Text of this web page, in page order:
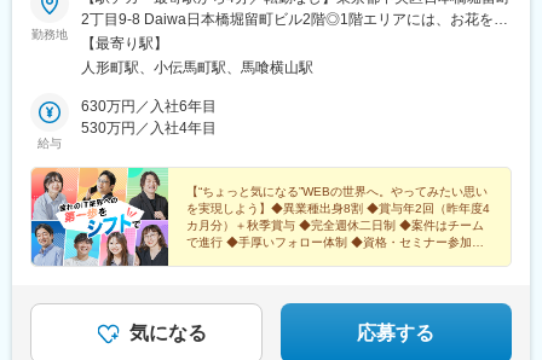
勤務地
2丁目9-8 Daiwa日本橋堀留町ビル2階◎1階エリアには、お花をモ
チーフにしたカラフルな会議室あり！快適&きれいなオフィスで
す！＜アクセス＞「人形町駅」A4出口より徒歩4分（日比谷線・
喰町駅」2番出口より徒歩8分（JR総武線）＜受動喫煙対策＞屋内
全面禁煙
【最寄り駅】
人形町駅、小伝馬町駅、馬喰横山駅
給与
630万円／入社6年目
530万円／入社4年目
【“ちょっと気になる”WEBの世界へ。やってみたい思い
を実現しよう】◆異業種出身8割 ◆賞与年2回（昨年度4
カ月分）＋秋季賞与 ◆完全週休二日制 ◆案件はチーム
で進行 ◆手厚いフォロー体制 ◆資格・セミナー参加支
気になる 応募する